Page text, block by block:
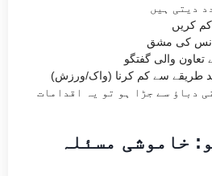
کریں
کی مشق
تعاون والی گفتگو
طریقے سے کم کرنا (واک/ورزش)
دباؤ سے جڑا ہو تو یہ اقدامات
خاموشی مسئلہ